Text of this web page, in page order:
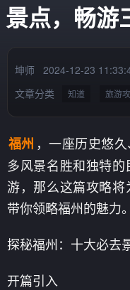
景点，畅游
坤师 2024-12-23
文章分类
知道 旅游
福州 ，一座历史悠
多风景名胜和独特
游，那么这篇攻略将
带你领略福州的魅力。
探秘福州：十大必去
开篇引入